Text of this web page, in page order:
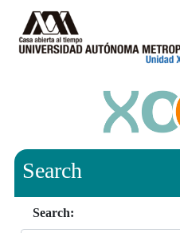
Search
Search: